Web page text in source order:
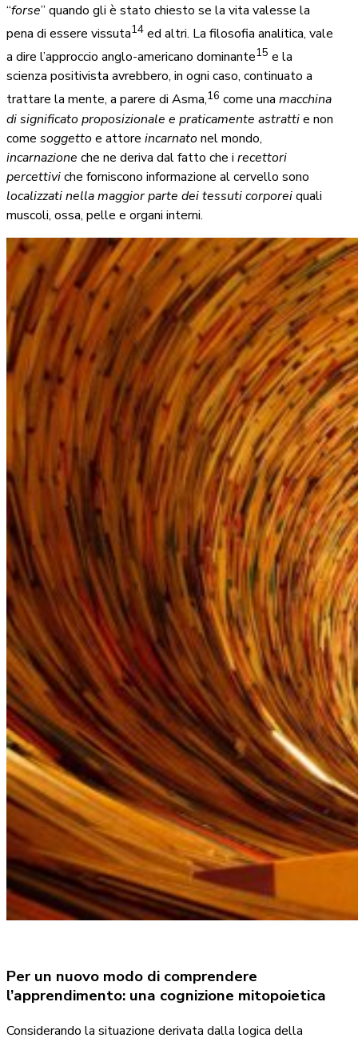
“forse” quando gli è stato chiesto se la vita valesse la
pena di essere vissuta14 ed altri. La filosofia analitica, vale
a dire l’approccio anglo-americano dominante15 e la
scienza positivista avrebbero, in ogni caso, continuato a
trattare la mente, a parere di Asma,16 come una macchina
di significato proposizionale e praticamente astrattie non
come soggettoe attore incarnatonel mondo,
incarnazione che ne deriva dal fatto che i recettori
percettiviche forniscono informazione al cervello sono
localizzati nella maggior parte dei tessuti corporeiquali
muscoli, ossa, pelle e organi interni.
Per un nuovo modo di comprendere
l’apprendimento: una cognizione mitopoietica
Considerando la situazione derivata dalla logica della